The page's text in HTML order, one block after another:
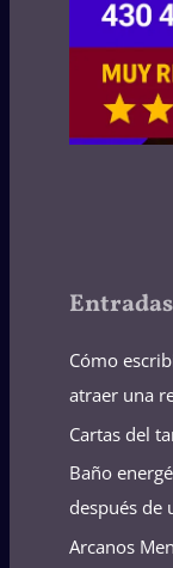
Cómo
atraer una
Cartas del
Baño
después de
Arcanos